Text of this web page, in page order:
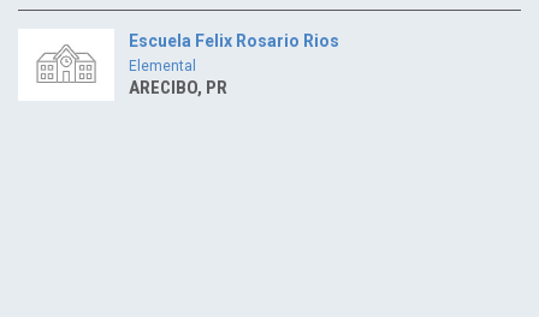
Escuela Felix Rosario Rios
Elemental
ARECIBO, PR